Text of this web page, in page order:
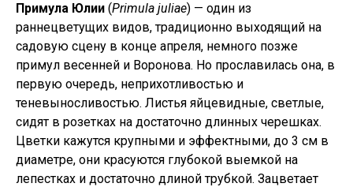
Примула Юлии (Primula juliae) — один из
раннецветущих видов, традиционно выходящий на
садовую сцену в конце апреля, немного позже
примул весенней и Воронова. Но прославилась она, в
первую очередь, неприхотливостью и
теневыносливостью. Листья яйцевидные, светлые,
сидят в розетках на достаточно длинных черешках.
Цветки кажутся крупными и эффектными, до 3 см в
диаметре, они красуются глубокой выемкой на
лепестках и достаточно длиной трубкой. Зацветает